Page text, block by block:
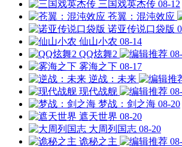
三国戏英杰传 08-12
苍翼：混沌效应
诺亚传说口袋版
仙山小农 08-14
QQ炫舞2
雾海之下 08-17
逆战：未来
现代战舰
梦战：剑之海 08-20
遮天世界 08-20
大周列国志 08-20
诡秘之主